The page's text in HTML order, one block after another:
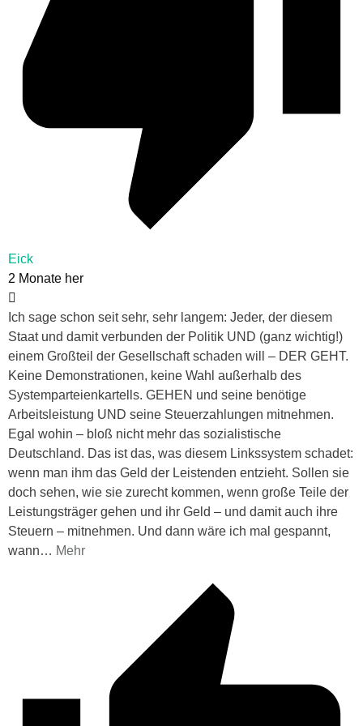
Eick
2 Monate her
Ich sage schon seit sehr, sehr langem: Jeder, der diesem
Staat und damit verbunden der Politik UND (ganz wichtig!)
einem Großteil der Gesellschaft schaden will – DER GEHT.
Keine Demonstrationen, keine Wahl außerhalb des
Systemparteienkartells. GEHEN und seine benötige
Arbeitsleistung UND seine Steuerzahlungen mitnehmen.
Egal wohin – bloß nicht mehr das sozialistische
Deutschland. Das ist das, was diesem Linkssystem schadet:
wenn man ihm das Geld der Leistenden entzieht. Sollen sie
doch sehen, wie sie zurecht kommen, wenn große Teile der
Leistungsträger gehen und ihr Geld – und damit auch ihre
Steuern – mitnehmen. Und dann wäre ich mal gespannt,
wann… Mehr